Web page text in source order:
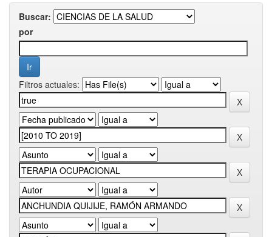
Buscar:
por
Filtros actuales: